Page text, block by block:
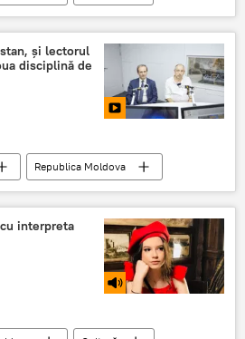
CSJ
Andrei Nastase
și lectorul
disciplină de
Republica Moldova
Viorel Bostan
universitate
interpreta